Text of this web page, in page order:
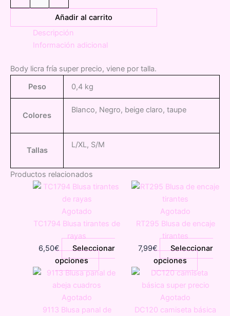
fria
Añadir al carrito
Descripción
Información adicional
Body licra fría super precio, viene por talla.
Peso
0,4 kg
Colores
Blanco, Negro, beige claro, taupe
Tallas
L/XL, S/M
Productos relacionados
Agotado
TC1794 Blusa tirantes de
rayas
6,50€
Seleccionar
opciones
Este
producto
tiene
variantes.
Agotado
RT295 Blusa de encaje
tirantes
7,99€
Seleccionar
opciones
Este
producto
tiene
Agotado
9113 Blusa panal de
Agotado
DC120 camiseta básica